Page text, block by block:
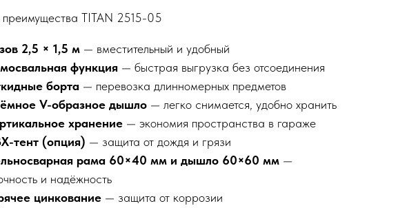
преимущества TITAN 2515-05
2,5 × 1,5 м — вместительный и удобный
функция — быстрая выгрузка без отсоединения
борта — перевозка длинномерных предметов
V-образное дышло — легко снимается, удобно хранить
хранение — экономия пространства в гараже
тент (опция) — защита от дождя и грязи
рама 60×40 мм и дышло 60×60 мм —
и надёжность
цинкование — защита от коррозии